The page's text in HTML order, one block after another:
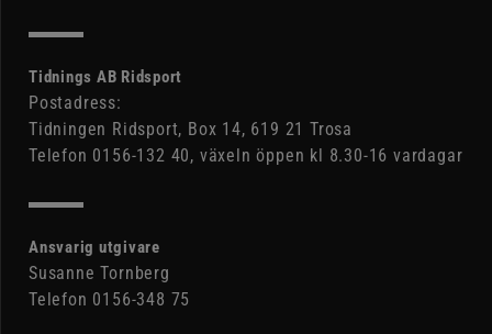
Tidnings AB Ridsport
Postadress:
Tidningen Ridsport, Box 14, 619 21 Trosa
Telefon 0156-132 40, växeln öppen kl 8.30-16 vardagar
Ansvarig utgivare
Susanne Tornberg
Telefon 0156-348 75